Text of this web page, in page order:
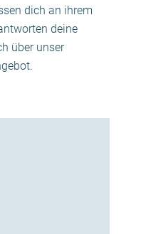
dich an ihrem
deine
über unser